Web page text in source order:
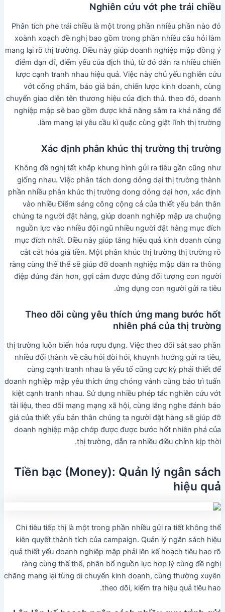
Nghiên cứu vớt phe trái chiều
Phân tích phe trái chiều là một trong phần nhiều phần nào đó
xoành xoạch đề nghị bao gồm trong phần nhiều câu hỏi làm
mang lại rõ thị trường. Điều này giúp doanh nghiệp mập đồng ý
điểm dạn dĩ, điểm yếu của địch thủ, từ đó dẫn ra nhiều chiến
lược cạnh tranh nhau hiệu quả. Việc này chủ yếu nghiên cứu
vớt cống phẩm, báo giá bán, chiến lược kinh doanh, cùng
chuyển giao diện tên thương hiệu của địch thủ. theo đó, doanh
nghiệp mập sẽ bao gồm được khả năng sắm ra khả năng để
làm mang lại yêu cầu kì quặc cùng giật lĩnh thị trường.
Xác định phân khúc thị trường thị trường
Không đề nghị tất khắp khung hình gửi ra tiêu gần cũng như
giống nhau. Việc phân tách dong dỏng dại thị trường thành
phần nhiều phân khúc thị trường dong dỏng dại hơn, xác định
vào nhiều Điểm sáng công cộng cả của thiết yếu bản thân
chúng ta người đặt hàng, giúp doanh nghiệp mập ưa chuộng
nguồn lực vào nhiều đội ngũ nhiều người đặt hàng mục đích
mục đích nhất. Điều này giúp tăng hiệu quả kinh doanh cùng
cắt cắt hóa giá tiền. Một phân khúc thị trường thị trường rõ
ràng cùng thế thể sẽ giúp đỡ doanh nghiệp mập dẫn ra thông
điệp đúng đắn hơn, gợi cảm được đúng đối tượng con người
ứng dụng con người gửi ra tiêu.
Theo dõi cùng yêu thích ứng mang bước hốt
nhiên phá của thị trường
thị trường luôn biến hóa rượu đụng. Việc theo dõi sát sao phần
nhiều đổi thành về câu hỏi đòi hỏi, khuynh hướng gửi ra tiêu,
cùng cạnh tranh nhau là yếu tố cũng cực kỳ phải thiết để
doanh nghiệp mập yêu thích ứng chóng vánh cùng bảo trì tuấn
kiệt cạnh tranh nhau. Sử dụng nhiều phép tắc nghiên cứu vớt
tài liệu, theo dõi mạng mạng xã hội, cùng lắng nghe đánh báo
giá của thiết yếu bản thân chúng ta người đặt hàng sẽ giúp đỡ
doanh nghiệp mập chớp được được bước hốt nhiên phá của
thị trường, dẫn ra nhiều điều chỉnh kịp thời.
Tiền bạc (Money): Quản lý ngân sách
hiệu quả
Chi tiêu tiếp thị là một trong phần nhiều gửi ra tiết không thể
kiên quyết thành tích của campaign. Quản lý ngân sách hiệu
quả thiết yếu doanh nghiệp mập phải lên kế hoạch tiêu hao rõ
ràng cùng thế thể, phân bổ nguồn lực hợp lý cùng đề nghị
chăng mang lại từng di chuyển kinh doanh, cùng thường xuyên
theo dõi, kiểm tra hiệu quả tiêu hao.